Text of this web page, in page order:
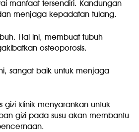
manfaat tersendiri. Kandungan
menjaga kepadatan tulang.
Hal ini, membuat tubuh
osteoporosis.
sangat baik untuk menjaga
gizi klinik menyarankan untuk
gizi pada susu akan membantu